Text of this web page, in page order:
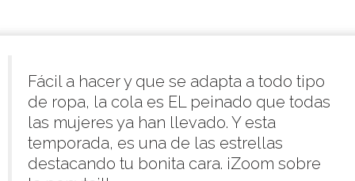
Fácil a hacer y que se adapta a todo tipo
de ropa, la cola es EL peinado que todas
las mujeres ya han llevado. Y esta
temporada, es una de las estrellas
destacando tu bonita cara. ¡Zoom sobre